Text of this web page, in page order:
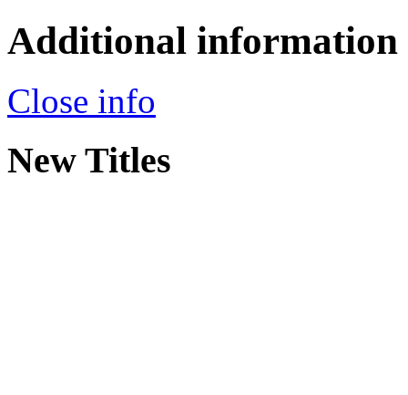
Additional information
Close info
New Titles